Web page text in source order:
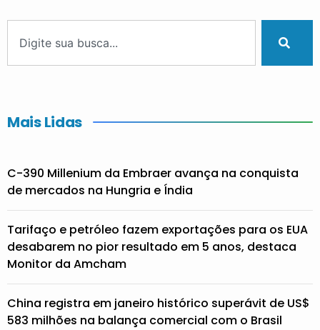
Mais Lidas
C-390 Millenium da Embraer avança na conquista
de mercados na Hungria e Índia
Tarifaço e petróleo fazem exportações para os EUA
desabarem no pior resultado em 5 anos, destaca
Monitor da Amcham
China registra em janeiro histórico superávit de US$
583 milhões na balança comercial com o Brasil